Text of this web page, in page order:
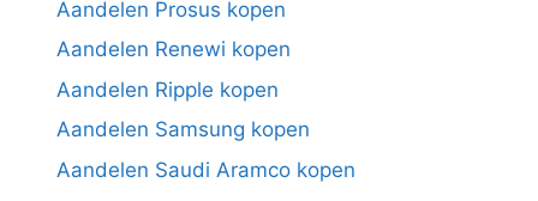
Aandelen Prosus kopen
Aandelen Renewi kopen
Aandelen Ripple kopen
Aandelen Samsung kopen
Aandelen Saudi Aramco kopen